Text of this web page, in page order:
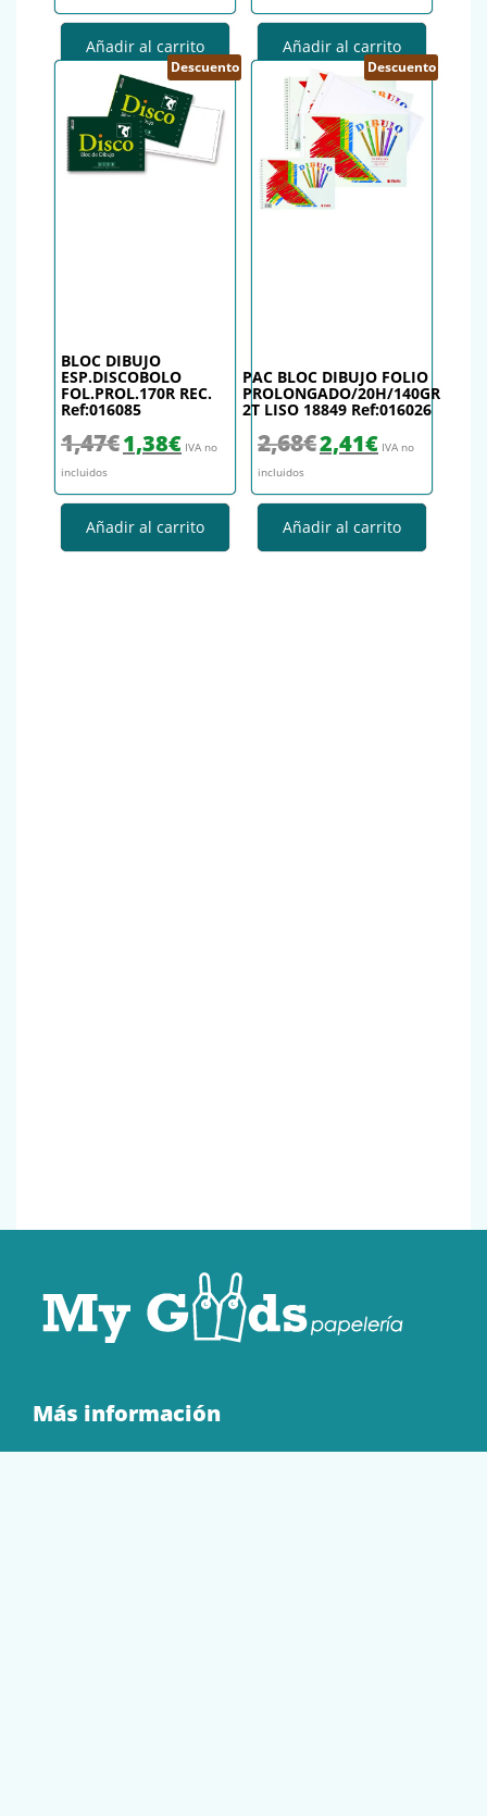
Añadir al carrito Añadir al carrito
Descuento
BLOC DIBUJO
ESP.DISCOBOLO
FOL.PROL.170R REC.
Ref:016085
1,47€ El precio original era: 1,47€.
1,38€El precio actual es: 1,38€.
IVA no
incluidos
Añadir al carrito
Descuento
PAC BLOC DIBUJO FOLIO
PROLONGADO/20H/140GR
2T LISO 18849 Ref:016026
2,68€El precio original era: 2,68€.
2,41€El precio actual
IVA no
incluidos
Añadir al carrito
Más información